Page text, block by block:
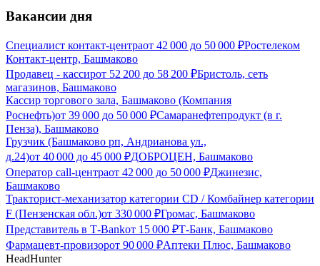
Вакансии дня
Специалист контакт-центраот 42 000 до 50 000 ₽Ростелеком
Контакт-центр, Башмаково
Продавец - кассирот 52 200 до 58 200 ₽Бристоль, сеть
магазинов, Башмаково
Кассир торгового зала, Башмаково (Компания
Роснефть)от 39 000 до 50 000 ₽Самаранефтепродукт (в г.
Пенза), Башмаково
Грузчик (Башмаково рп, Андрианова ул.,
д.24)от 40 000 до 45 000 ₽ДОБРОЦЕН, Башмаково
Оператор call-центраот 42 000 до 50 000 ₽Джинезис,
Башмаково
Тракторист-механизатор категории CD / Комбайнер категории
F (Пензенская обл.)от 330 000 ₽Громас, Башмаково
Представитель в Т-Bankот 15 000 ₽Т-Банк, Башмаково
Фармацевт-провизорот 90 000 ₽Аптеки Плюс, Башмаково
HeadHunter